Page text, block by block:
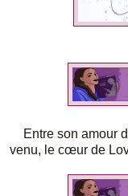
Entre son amour
venu, le cœur de